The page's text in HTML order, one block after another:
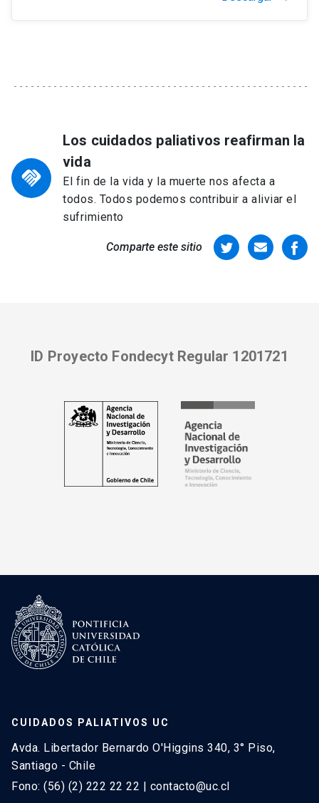
handshake
Los cuidados paliativos reafirman la
vida
El fin de la vida y la muerte nos afecta a
todos. Todos podemos contribuir a aliviar el
sufrimiento
Comparte este sitio
ID Proyecto Fondecyt Regular 1201721
CUIDADOS PALIATIVOS UC
Avda. Libertador Bernardo O'Higgins 340, 3° Piso,
Santiago - Chile
Fono: (56) (2) 222 22 22 | contacto@uc.cl